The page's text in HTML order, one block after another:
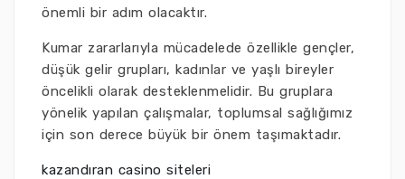
önemli bir adım olacaktır.
Kumar zararlarıyla mücadelede özellikle gençler,
düşük gelir grupları, kadınlar ve yaşlı bireyler
öncelikli olarak desteklenmelidir. Bu gruplara
yönelik yapılan çalışmalar, toplumsal sağlığımız
için son derece büyük bir önem taşımaktadır.
kazandıran casino siteleri